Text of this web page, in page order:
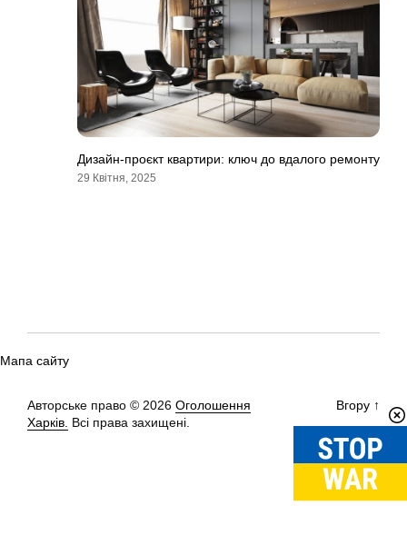
Дизайн-проєкт квартири: ключ до вдалого ремонту
29 Квітня, 2025
Мапа сайту
Авторське право © 2026 Оголошення
Харків. Всі права захищені.
Вгору ↑